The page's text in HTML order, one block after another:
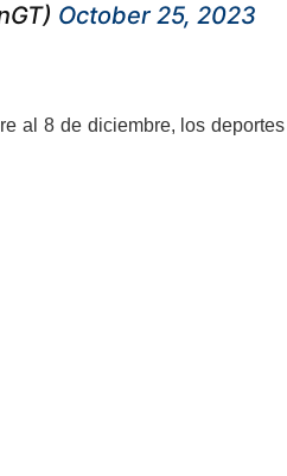
October 25, 2023
al 8 de diciembre, los